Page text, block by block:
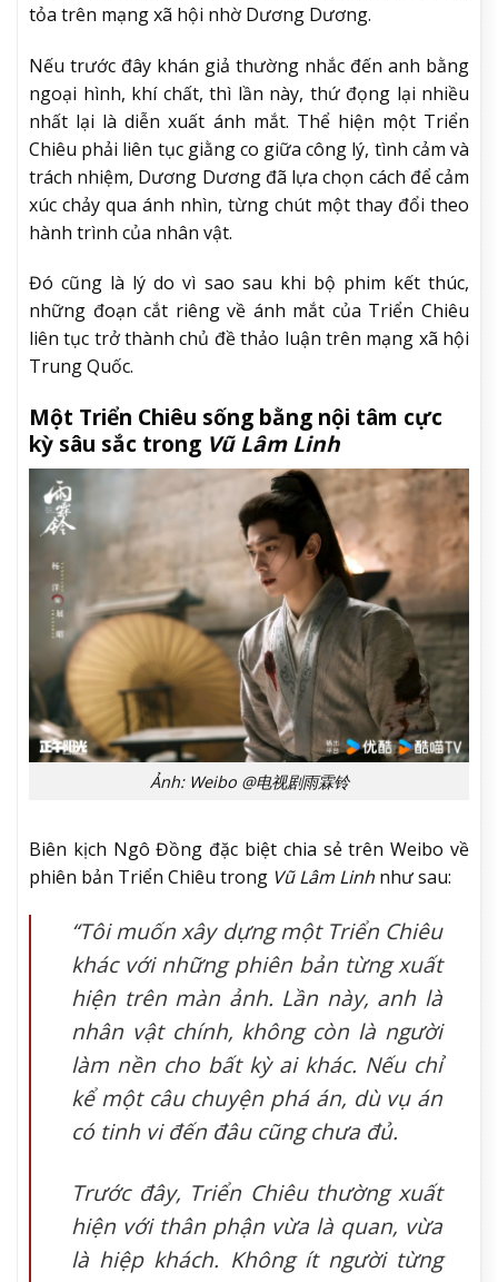
tỏa trên mạng xã hội nhờ Dương Dương.
Nếu trước đây khán giả thường nhắc đến anh bằng
ngoại hình, khí chất, thì lần này, thứ đọng lại nhiều
nhất lại là diễn xuất ánh mắt. Thể hiện một Triển
Chiêu phải liên tục giằng co giữa công lý, tình cảm và
trách nhiệm, Dương Dương đã lựa chọn cách để cảm
xúc chảy qua ánh nhìn, từng chút một thay đổi theo
hành trình của nhân vật.
Đó cũng là lý do vì sao sau khi bộ phim kết thúc,
những đoạn cắt riêng về ánh mắt của Triển Chiêu
liên tục trở thành chủ đề thảo luận trên mạng xã hội
Trung Quốc.
Một Triển Chiêu sống bằng nội tâm cực
kỳ sâu sắc trong Vũ Lâm Linh
Ảnh: Weibo @电视剧雨霖铃
Biên kịch Ngô Đồng đặc biệt chia sẻ trên Weibo về
phiên bản Triển Chiêu trong Vũ Lâm Linh như sau:
“Tôi muốn xây dựng một Triển Chiêu
khác với những phiên bản từng xuất
hiện trên màn ảnh. Lần này, anh là
nhân vật chính, không còn là người
làm nền cho bất kỳ ai khác. Nếu chỉ
kể một câu chuyện phá án, dù vụ án
có tinh vi đến đâu cũng chưa đủ.
Trước đây, Triển Chiêu thường xuất
hiện với thân phận vừa là quan, vừa
là hiệp khách. Không ít người từng